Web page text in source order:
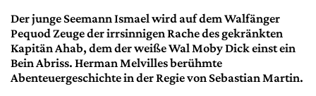
Der junge Seemann Ismael wird auf dem Walfänger
Pequod Zeuge der irrsinnigen Rache des gekränkten
Kapitän Ahab, dem der weiße Wal Moby Dick einst ein
Bein Abriss. Herman Melvilles berühmte
Abenteuergeschichte in der Regie von Sebastian Martin.